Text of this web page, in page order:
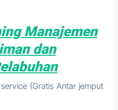
Manajemen
dan
(Gratis Antar jemput